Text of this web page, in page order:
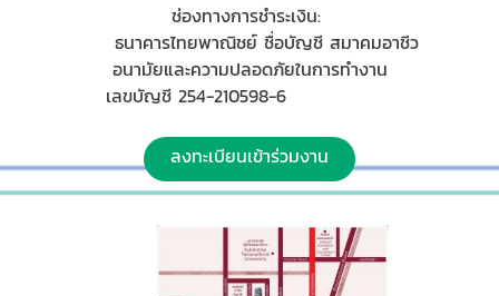
ช่องทางการชำระเงิน:
ธนาคารไทยพาณิชย์ ชื่อบัญชี สมาคมอาชีว
อนามัยและความปลอดภัยในการทำงาน
เลขบัญชี 254-210598-6
ลงทะเบียนเข้าร่วมงาน